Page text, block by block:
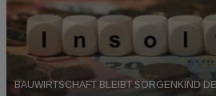
BAUWIRTSCHAFT BLEIBT SORGENKIND